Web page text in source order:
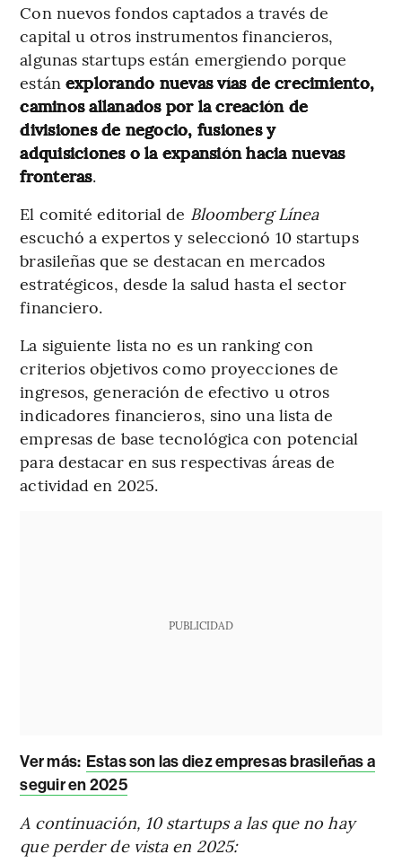
Con nuevos fondos captados a través de
capital u otros instrumentos financieros,
algunas startups están emergiendo porque
están explorando nuevas vías de crecimiento,
caminos allanados por la creación de
divisiones de negocio, fusiones y
adquisiciones o la expansión hacia nuevas
fronteras.
El comité editorial de Bloomberg Línea
escuchó a expertos y seleccionó 10 startups
brasileñas que se destacan en mercados
estratégicos, desde la salud hasta el sector
financiero.
La siguiente lista no es un ranking con
criterios objetivos como proyecciones de
ingresos, generación de efectivo u otros
indicadores financieros, sino una lista de
empresas de base tecnológica con potencial
para destacar en sus respectivas áreas de
actividad en 2025.
PUBLICIDAD
Ver más: Estas son las diez empresas brasileñas a
seguir en 2025
A continuación, 10 startups a las que no hay
que perder de vista en 2025: